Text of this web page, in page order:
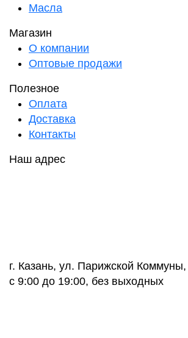
Масла
Магазин
О компании
Оптовые продажи
Полезное
Оплата
Доставка
Контакты
Наш адрес
г. Казань, ул. Парижской
с 9:00 до 19:00, без выходных